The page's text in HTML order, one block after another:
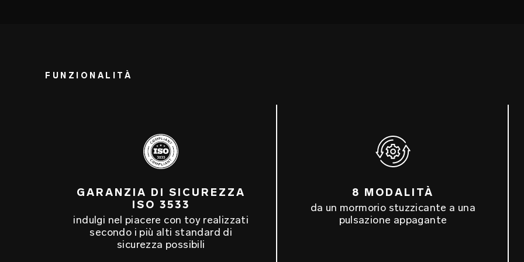
FUNZIONALITÀ
GARANZIA DI SICUREZZA
ISO 3533
indulgi nel piacere con toy realizzati
secondo i più alti standard di
sicurezza possibili
8 MODALITÀ
da un mormorio stuzzicante a una
pulsazione appagante